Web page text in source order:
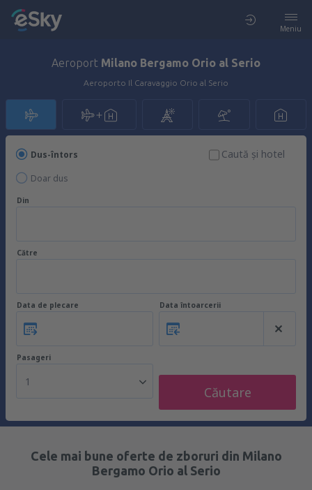
Meniu
Aeroport Milano Bergamo Orio al Serio
Aeroporto Il Caravaggio Orio al Serio
Dus-întors
Doar dus
Caută şi hotel
Din
Către
Data de plecare Data întoarcerii
Pasageri
1
Căutare
Cele mai bune oferte de zboruri din Milano
Bergamo Orio al Serio